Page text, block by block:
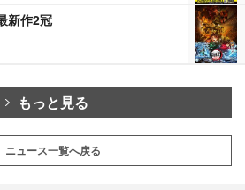
新作2冠
もっと見る
ニュース一覧へ戻る